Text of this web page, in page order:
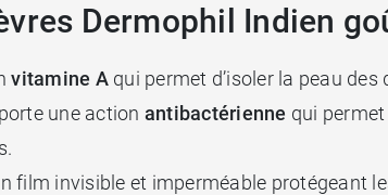
Dermophil Indien
vitamine Aqui permet d’isoler la peau
une action antibactérienne qui
film invisible et imperméable protégeant